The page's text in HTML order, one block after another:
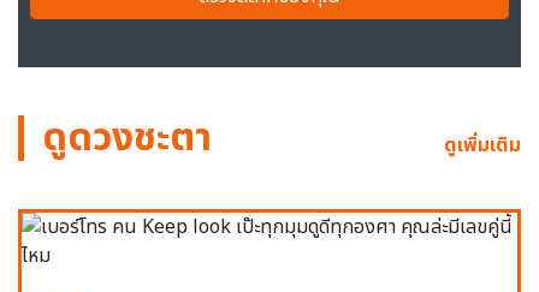
ดูดวงชะตา ดูเพิ่มเติม